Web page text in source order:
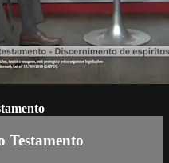
Testamento